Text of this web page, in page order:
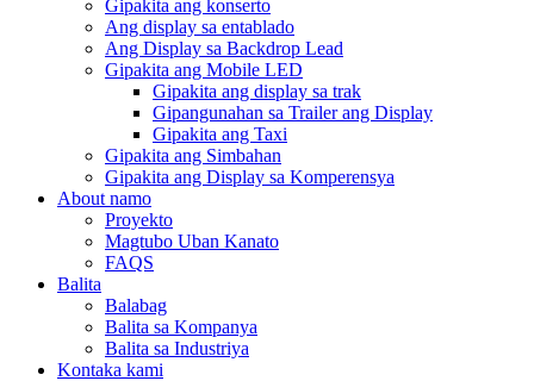
Gipakita ang konserto
Ang display sa entablado
Ang Display sa Backdrop Lead
Gipakita ang Mobile LED
Gipakita ang display sa trak
Gipangunahan sa Trailer ang Display
Gipakita ang Taxi
Gipakita ang Simbahan
Gipakita ang Display sa Komperensya
About namo
Proyekto
Magtubo Uban Kanato
FAQS
Balita
Balabag
Balita sa Kompanya
Balita sa Industriya
Kontaka kami